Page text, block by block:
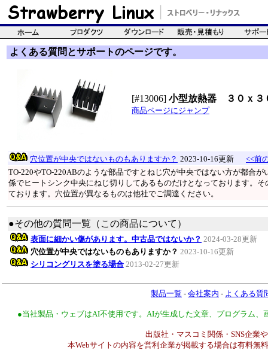
よくある質問とサポートのページです。
[#13006] 小型放熱器 ３０ｘ３
商品ページにジャンプ
穴位置が中央ではないものもありますか？ 2023-10-16更新
<<前
TO-220やTO-220ABのような部品ですとねじ穴が中央ではない方が都合
係でヒートシンク中央にねじ切りしてあるものだけとなっております。
ております。穴位置が異なるものは他社でご調達ください。
●その他の質問一覧（この商品について）
表面に細かい傷があります。中古品ではないか？ 2024-03-28更新
穴位置が中央ではないものもありますか？ 2023-10-16更新
シリコングリスを塗る場合 2013-02-27更新
製品一覧 - 会社案内 - よくある質
●当社製品・ウェブはAI不使用です。AIが生成した文章、プログラム
出版社・マスコミ関係・SNS企業
本Webサイトの内容を営利企業が掲載する場合は有料無